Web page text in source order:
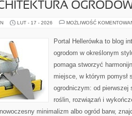
LUT - 17 - 2026 MOŻLIWOŚĆ
Portal Hellerówka to blog
ogrodom w określonym
pomaga stworzyć
miejsce, w którym pomysł
ogrodniczym: od pierwszej
roślin, rozwiązań i
minimalizm albo ogród barw,